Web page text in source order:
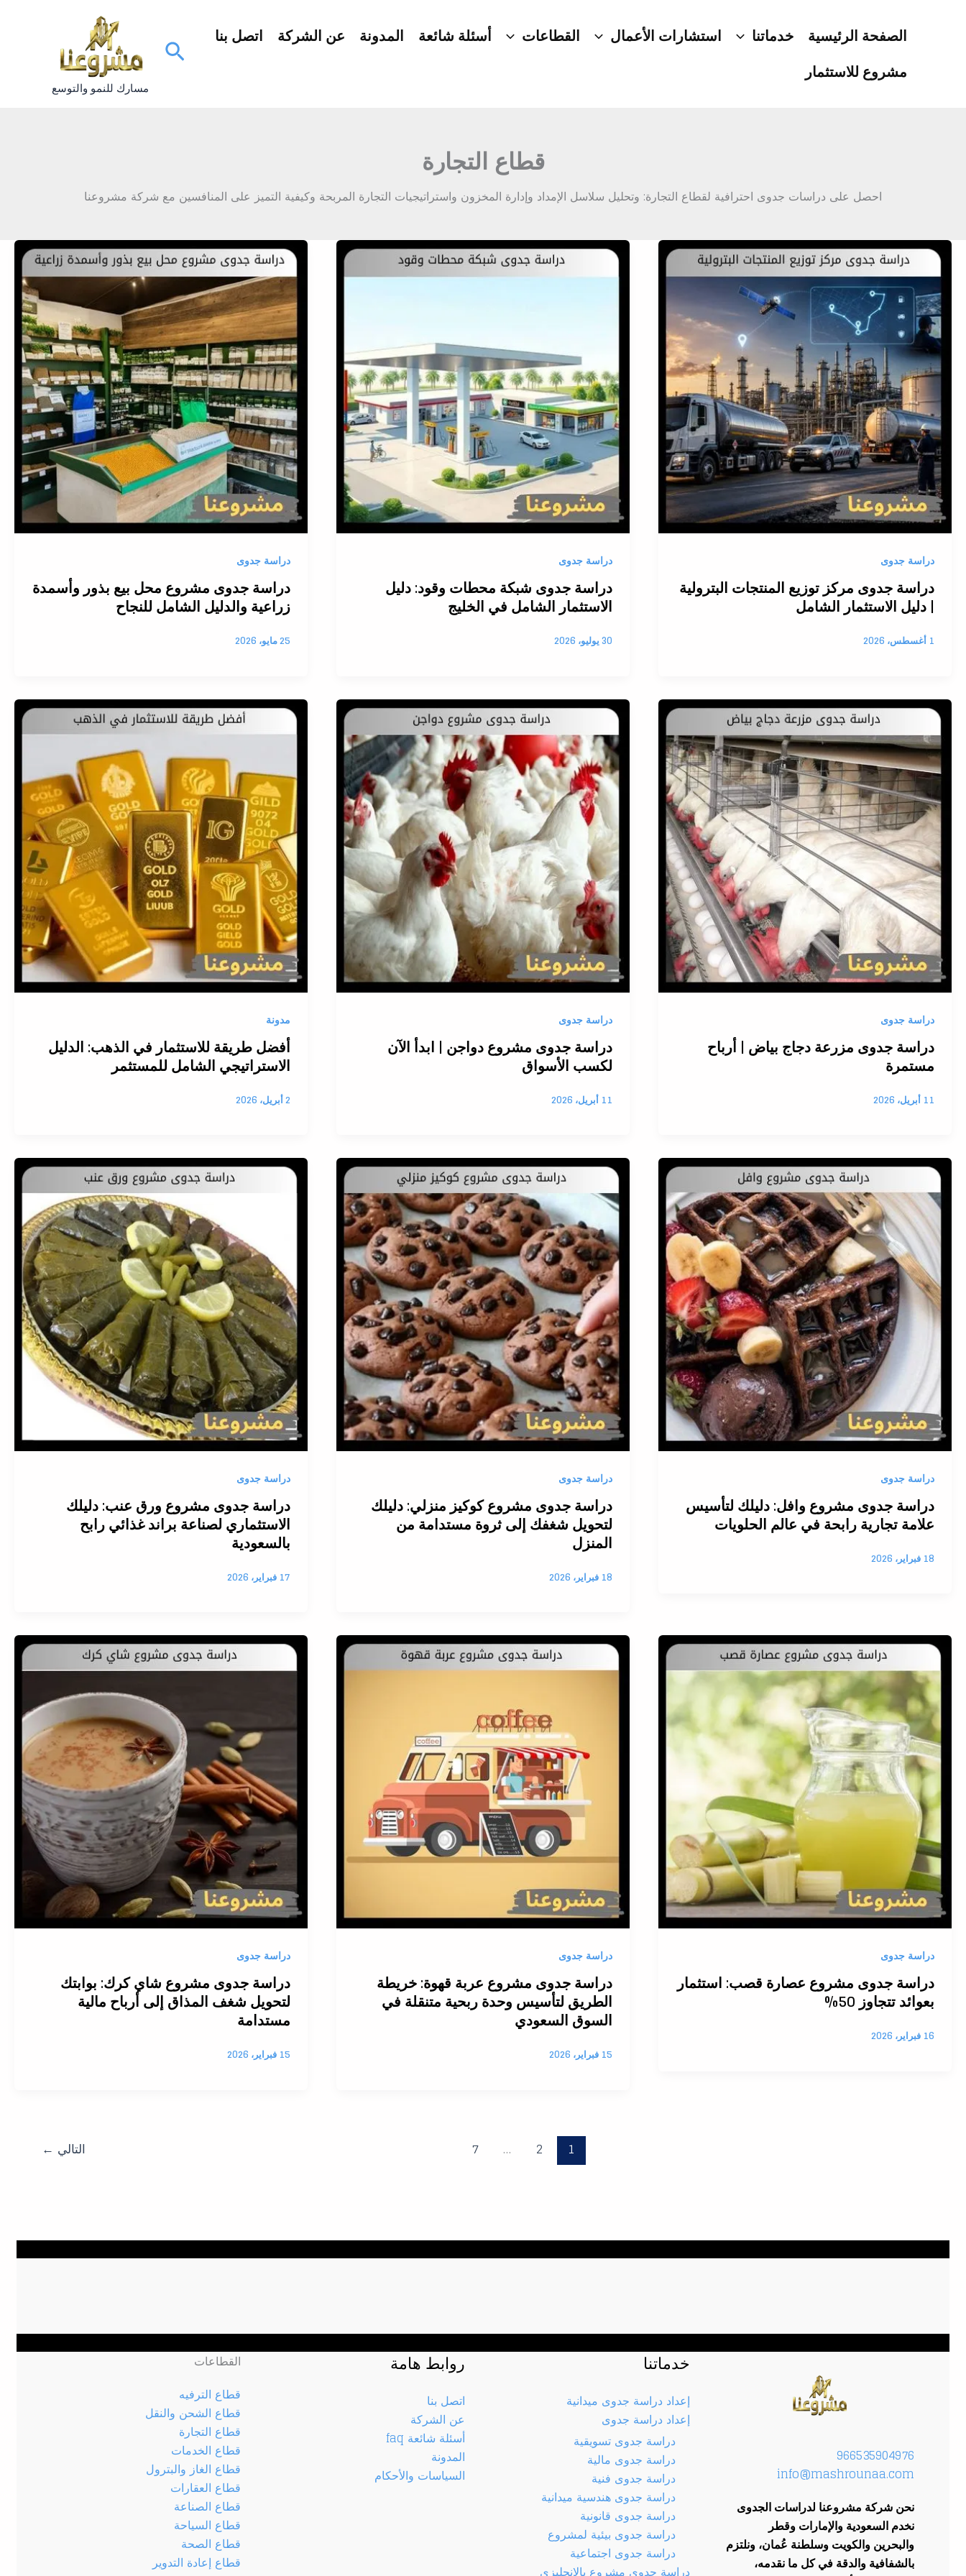
الصفحة الرئيسية خدماتنا استشارات الأعمال القطاعات أسئلة شائعة المدونة عن الشركة
اتصل بنا
مشروع للاستثمار
البحث
مسارك للنمو والتوسع
قطاع التجارة
احصل على دراسات جدوى احترافية لقطاع التجارة: وتحليل سلاسل الإمداد وإدارة المخزون واستراتيجيات التجارة المربحة وكيفية التميز على المنافسين مع شركة مشروعنا
دراسة جدوى
دراسة جدوى مركز توزيع المنتجات البترولية
| دليل الاستثمار الشامل
1 أغسطس، 2026
دراسة جدوى
دراسة جدوى شبكة محطات وقود: دليل
الاستثمار الشامل في الخليج
30 يوليو، 2026
دراسة جدوى
دراسة جدوى مشروع محل بيع بذور وأسمدة
زراعية والدليل الشامل للنجاح
25 مايو، 2026
دراسة جدوى
دراسة جدوى مزرعة دجاج بياض | أرباح
مستمرة
11 أبريل، 2026
دراسة جدوى
دراسة جدوى مشروع دواجن | ابدأ الآن
لكسب الأسواق
11 أبريل، 2026
مدونة
أفضل طريقة للاستثمار في الذهب: الدليل
الاستراتيجي الشامل للمستثمر
2 أبريل، 2026
دراسة جدوى
دراسة جدوى مشروع وافل: دليلك لتأسيس
علامة تجارية رابحة في عالم الحلويات
18 فبراير، 2026
دراسة جدوى
دراسة جدوى مشروع كوكيز منزلي: دليلك
لتحويل شغفك إلى ثروة مستدامة من
المنزل
18 فبراير، 2026
دراسة جدوى
دراسة جدوى مشروع ورق عنب: دليلك
الاستثماري لصناعة براند غذائي رابح
بالسعودية
17 فبراير، 2026
دراسة جدوى
دراسة جدوى مشروع عصارة قصب: استثمار
بعوائد تتجاوز 50%
16 فبراير، 2026
دراسة جدوى
دراسة جدوى مشروع عربة قهوة: خريطة
الطريق لتأسيس وحدة ربحية متنقلة في
السوق السعودي
15 فبراير، 2026
دراسة جدوى
دراسة جدوى مشروع شاي كرك: بوابتك
لتحويل شغف المذاق إلى أرباح مالية
مستدامة
15 فبراير، 2026
1
2
…
7 التالي ←
966535904976
info@mashrounaa.com
نحن شركة مشروعنا لدراسات الجدوى
نخدم السعودية والإمارات وقطر
والبحرين والكويت وسلطنة عُمان، ونلتزم
بالشفافية والدقة في كل ما نقدمه،
خدماتنا
إعداد دراسة جدوى ميدانية
إعداد دراسة جدوى
دراسة جدوى تسويقية
دراسة جدوى مالية
دراسة جدوى فنية
دراسة جدوى هندسية ميدانية
دراسة جدوى قانونية
دراسة جدوى بيئية لمشروع
دراسة جدوى اجتماعية
دراسة جدوى مشروع بالإنجليزي
روابط هامة
اتصل بنا
عن الشركة
أسئلة شائعة faq
المدونة
السياسات والأحكام
القطاعات
قطاع الترفيه
قطاع الشحن والنقل
قطاع التجارة
قطاع الخدمات
قطاع الغاز والبترول
قطاع العقارات
قطاع الصناعة
قطاع السياحة
قطاع الصحة
قطاع إعادة التدوير